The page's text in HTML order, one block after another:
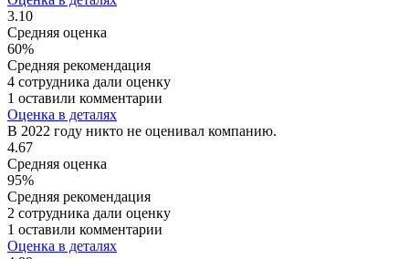
3.10
Средняя оценка
60%
Средняя рекомендация
4 сотрудника дали оценку
1 оставили комментарии
Оценка в деталях
В 2022 году никто не оценивал компанию.
4.67
Средняя оценка
95%
Средняя рекомендация
2 сотрудника дали оценку
1 оставили комментарии
Оценка в деталях